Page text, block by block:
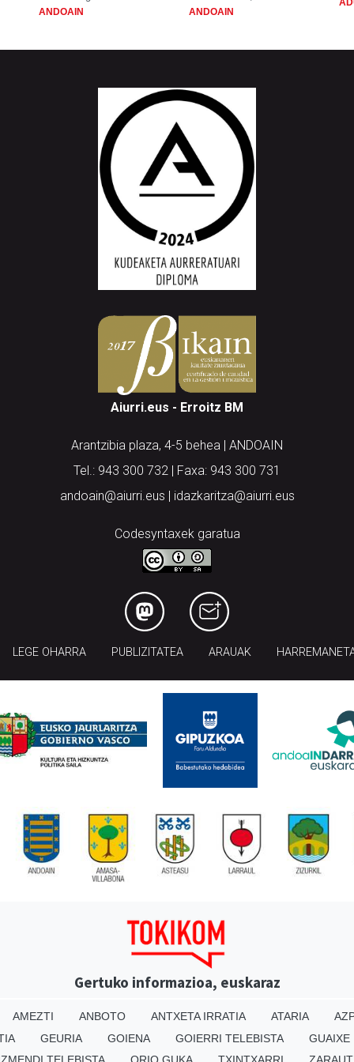
ANDOAIN ANDOAIN
Aiurri.eus - Erroitz BM
Arantzibia plaza, 4-5 behea | ANDOAIN
Tel.: 943 300 732 | Faxa: 943 300 731
andoain@aiurri.eus | idazkaritza@aiurri.eus
Codesyntaxek garatua
LEGE OHARRA PUBLIZITATEA ARAUAK
Gertuko informazioa, euskaraz
AMEZTI ANBOTO ANTXETA IRRATIA ATARIA
GEURIA GOIENA GOIERRI TELEBISTA
GUAIXE